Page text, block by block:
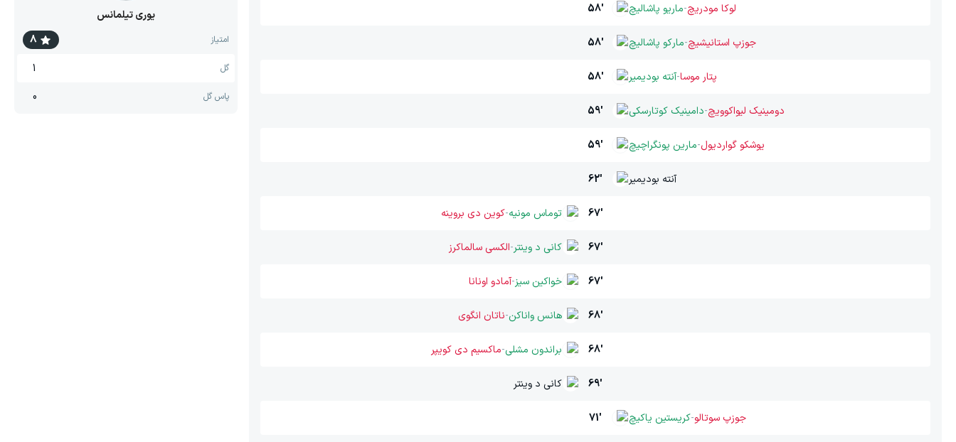
58' ماریو پاشالیچ-لوکا مودریچ
58' مارکو پاشالیچ-جوزپ استانیشیچ
58' آنته بودیمیر-پتار موسا
59' دامینیک کوتارسکی-دومینیک لیواکوویچ
59' مارین پونگراچیچ-یوشکو گواردیول
62' آنته بودیمیر
67' توماس مونیه-کوین دی بروینه
67' کانی د وینتر-الکسی سالماکرز
67' خواکین سیز-آمادو اونانا
68' هانس واناکن-ناتان انگوی
68' براندون مشلی-ماکسیم دی کویپر
69' کانی د وینتر
71' کریستین یاکیچ-جوزپ سوتالو
یوری تیلمانس
امتیاز 8
گل 1
پاس گل 0